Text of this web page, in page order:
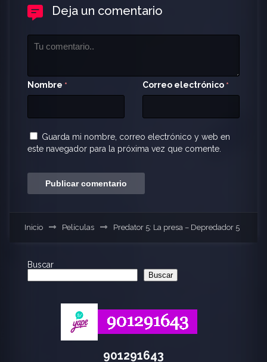
Deja un comentario
Nombre * Correo electrónico *
Guarda mi nombre, correo electrónico y web en
este navegador para la próxima vez que comente.
Inicio Películas Predator 5: La presa – Depredador 5
Buscar
Buscar
901291643